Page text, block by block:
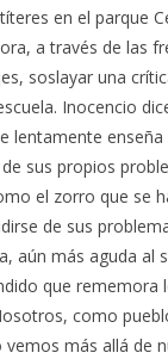
en el parque
a través de las
soslayar una
Inocencio
lentamente enseña
sus propios
el zorro que se
de sus
aún más aguda al
que rememora
como
más allá de